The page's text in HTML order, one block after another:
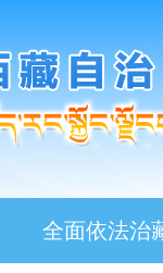
全面依法治